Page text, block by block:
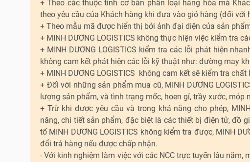
+ Theo các thuộc tính cơ bản phân loại hàng hóa mà
theo yêu cầu của Khách hàng khi đưa vào giỏ hàng (đối
+ Theo mẫu mã được hiển thị bởi ảnh đại diện của sản
+ MINH DƯƠNG LOGISTICS không thực hiện việc kiểm tra
+ MINH DƯƠNG LOGISTICS kiểm tra các lỗi phát hiện
không cam kết phát hiện các lỗi kỹ thuật như: đường may
+ MINH DƯƠNG LOGISTICS không cam kết sẽ kiểm tra
+ Đối với những sản phẩm mua cũ, MINH DƯƠNG
lượng sản phẩm, và tình trạng mốc, hoen gỉ, trầy xước, móp
+ Trừ khi được yêu cầu và trong khả năng cho phép,
năng, chi tiết sản phẩm, đặc biệt là các thiết bị điện tử, đồ
tố MINH DƯƠNG LOGISTICS không kiểm tra được, MINH
đổi trả hàng nếu được chấp nhận.
- Với kinh nghiệm làm việc với các NCC trực tuyến lâu